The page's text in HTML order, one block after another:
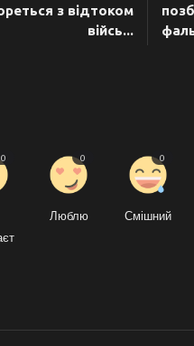
з відтоком
війсь...
0
Люблю
0
Смішний
0